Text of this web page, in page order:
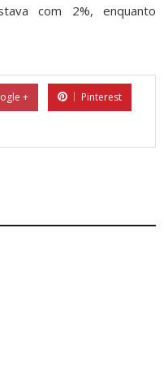
com 2%, enquanto
+
Pinterest